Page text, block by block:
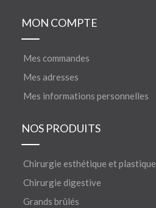
MON COMPTE
Mes commandes
Mes adresses
Mes informations personnelles
NOS PRODUITS
Chirurgie esthétique et plastique
Chirurgie digestive
Grands brûlés